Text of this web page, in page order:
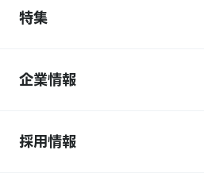
特集
企業情報
採用情報